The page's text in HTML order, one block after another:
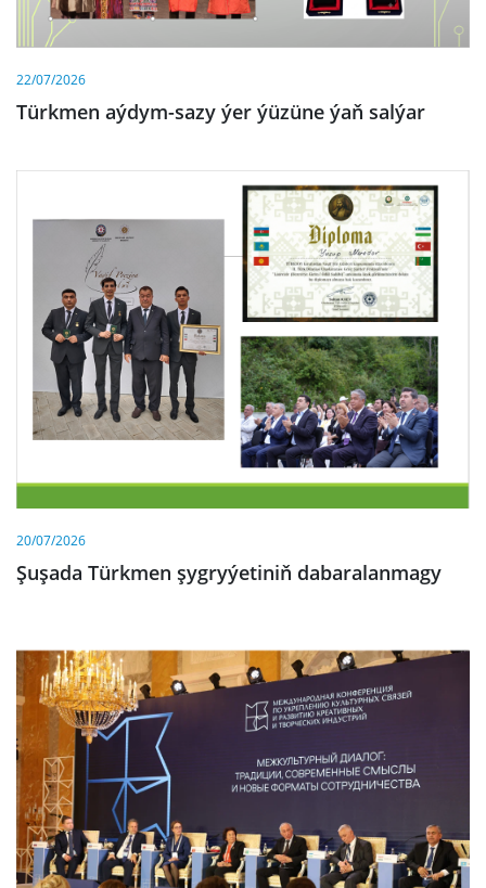
22/07/2026
Türkmen aýdym-sazy ýer ýüzüne ýaň salýar
20/07/2026
Şuşada Türkmen şygryýetiniň dabaralanmagy